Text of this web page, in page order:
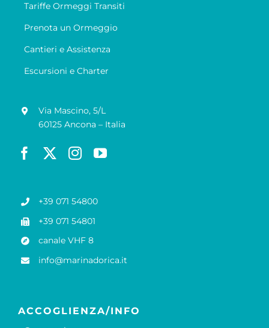
Tariffe Ormeggi Transiti
Prenota un Ormeggio
Cantieri e Assistenza
Escursioni e Charter
Via Mascino, 5/L
60125 Ancona – Italia
+39 071 54800
+39 071 54801
canale VHF 8
info@marinadorica.it
ACCOGLIENZA/INFO